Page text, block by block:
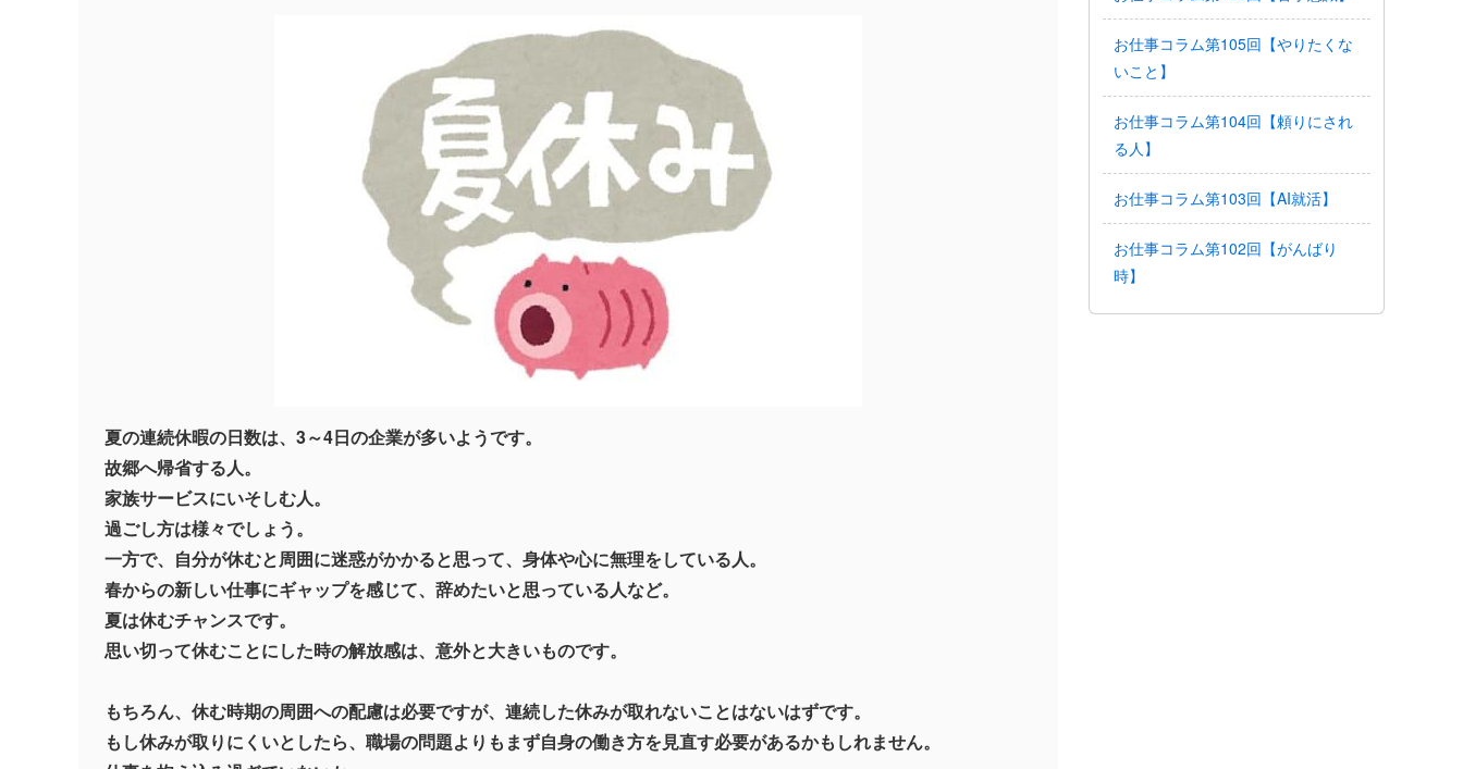
夏の連続休暇の日数は、3～4日の企業が多いようです。
故郷へ帰省する人。
家族サービスにいそしむ人。
過ごし方は様々でしょう。
一方で、自分が休むと周囲に迷惑がかかると思って、身体や心に無理をしている人。
春からの新しい仕事にギャップを感じて、辞めたいと思っている人など。
夏は休むチャンスです。
思い切って休むことにした時の解放感は、意外と大きいものです。
もちろん、休む時期の周囲への配慮は必要ですが、連続した休みが取れないことはないはずです。
もし休みが取りにくいとしたら、職場の問題よりもまず自身の働き方を見直す必要があるかもしれません。
お仕事コラム第105回【やりたくな
いこと】
お仕事コラム第104回【頼りにされ
る人】
お仕事コラム第103回【AI就活】
お仕事コラム第102回【がんばり
時】